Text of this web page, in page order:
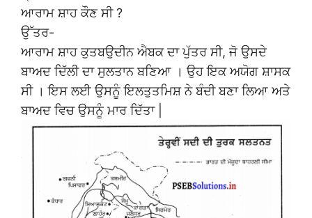
ਆਰਾਮ ਸ਼ਾਹ ਕੌਣ ਸੀ ?
ਉੱਤਰ-
ਆਰਾਮ ਸ਼ਾਹ ਕੁਤਬਉਦੀਨ ਐਬਕ ਦਾ ਪੁੱਤਰ ਸੀ, ਜੋ ਉਸਦੇ
ਬਾਅਦ ਦਿੱਲੀ ਦਾ ਸੁਲਤਾਨ ਬਣਿਆ । ਉਹ ਇਕ ਅਯੋਗ ਸ਼ਾਸਕ
ਸੀ । ਇਸ ਲਈ ਉਸਨੂੰ ਇਲਤੁਤਮਿਸ਼ ਨੇ ਬੰਦੀ ਬਣਾ ਲਿਆ ਅਤੇ
ਬਾਅਦ ਵਿਚ ਉਸਨੂੰ ਮਾਰ ਦਿੱਤਾ |